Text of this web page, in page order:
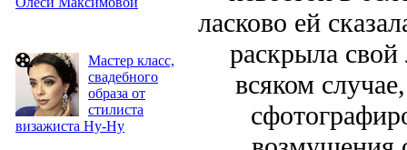
Мастер класс,
свадебного
образа от
стилиста
визажиста Ну-Ну
ласково ей
раскрыла свой
всяком